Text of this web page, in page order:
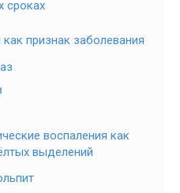
сроках
признак заболевания
воспаления как
выделений